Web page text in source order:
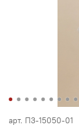
арт. П3-15050-01